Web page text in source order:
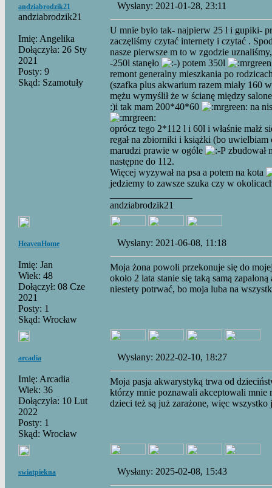
andziabrodzik21
andziabrodzik21
Imię: Angelika
Dołączyła: 26 Sty
2021
Posty: 9
Skąd: Szamotuły
Wysłany: 2021-01-28, 23:11
U mnie było tak- najpierw 25 l i gupiki-
zaczęliśmy czytać internety i czytać .
nasze pierwsze m to w zgodzie
-250l stanęło
potem 350l
remont generalny mieszkania po
(szafka plus akwarium razem miały 160
mężu wymyślił że w ścianę między
:)i tak mam 200*40*60
na
oprócz tego 2*112 l i 60l i właśnie małż
regał na zbiorniki i książki (bo
marudzi prawie w ogóle
zbudował
następne do 112.
Więcej wyzywał na psa a potem na kota
jedziemy to zawsze szuka czy w
andziabrodzik21
HeavenHome
Imię: Jan
Wiek: 48
Dołączył: 08 Cze
2021
Posty: 1
Skąd: Wrocław
Wysłany: 2021-06-08, 11:18
Moja żona powoli przekonuje się do
około 2 lata stanie się taką samą
niestety potrwać, bo moja luba na
arcadia
Imię: Arcadia
Wiek: 36
Dołączyła: 10 Lut
2022
Posty: 1
Skąd: Wrocław
Wysłany: 2022-02-10, 18:27
Moja pasja akwarystyką trwa od
którzy mnie poznawali akceptowali mnie
dzieci też są już zarażone, więc wszystko
swiatpiekna Wysłany: 2025-02-08, 15:43